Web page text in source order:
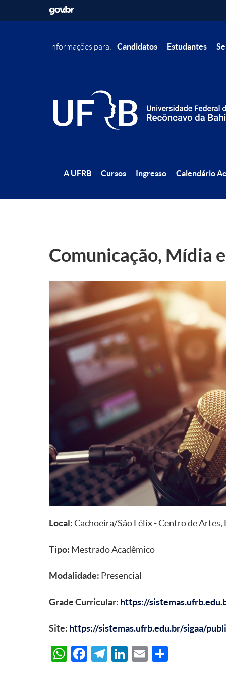
Informações para: Candidatos Estudantes
A UFRB Cursos Ingresso Calendário
Comunicação, Mídia
Local:Cachoeira/São Félix - Centro de
Tipo: Mestrado Acadêmico
Modalidade: Presencial
Grade Curricular: https://
Site: https://sistemas.ufrb.edu.br/sigaa/
WhatsApp
Facebook
Telegram
LinkedIn
Email